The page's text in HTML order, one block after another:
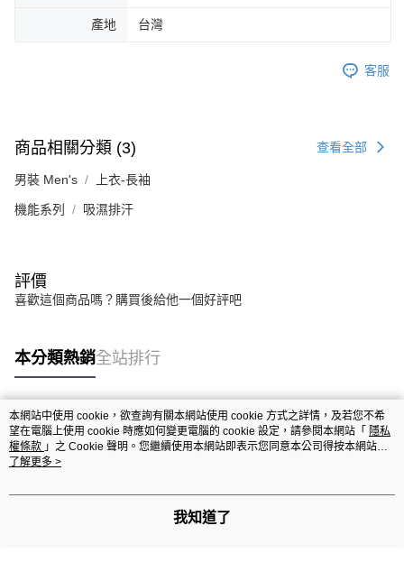
產地 台灣
客服
商品相關分類 (3) 查看全部
男裝 Men's 上衣-長袖
機能系列 吸濕排汗
評價
喜歡這個商品嗎？購買後給他一個好評吧
本分類熱銷全站排行
熱門標籤
本網站中使用 cookie，欲查詢有關本網站使用 cookie 方式之詳情，及若您不希
望在電腦上使用 cookie 時應如何變更電腦的 cookie 設定，請參閱本網站「 隱私
權條款 」之 Cookie 聲明。您繼續使用本網站即表示您同意本公司得按本網站使
用條款之 Cookie 聲明使用 cookie。
了解更多 >
我知道了